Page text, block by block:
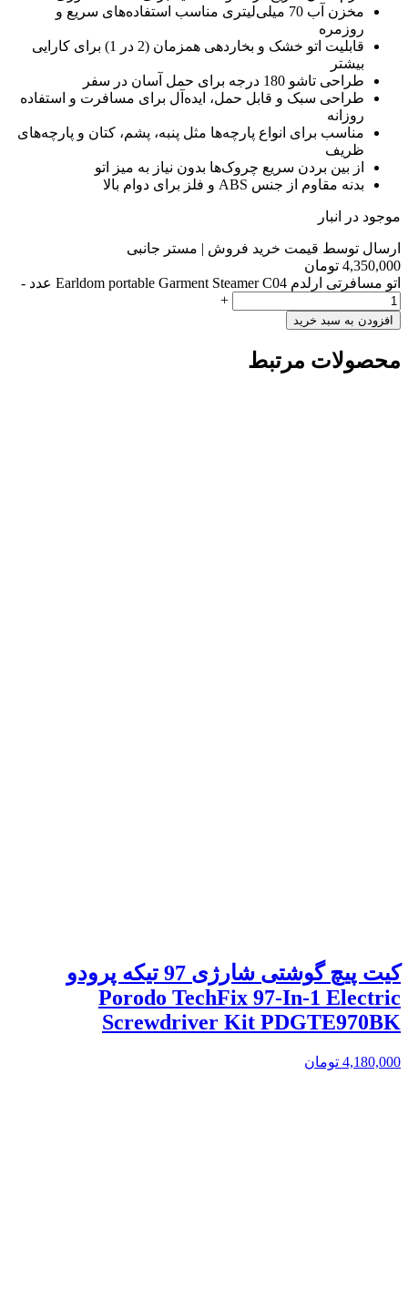
مخزن آب 70 میلی‌لیتری مناسب استفاده‌های سریع و
روزمره
قابلیت اتو خشک و بخاردهی همزمان (2 در 1) برای کارایی
بیشتر
طراحی تاشو 180 درجه برای حمل آسان در سفر
طراحی سبک و قابل حمل، ایده‌آل برای مسافرت و استفاده
روزانه
مناسب برای انواع پارچه‌ها مثل پنبه، پشم، کتان و پارچه‌های
ظریف
از بین بردن سریع چروک‌ها بدون نیاز به میز اتو
بدنه مقاوم از جنس ABS و فلز برای دوام بالا
موجود در انبار
ارسال توسط قیمت خرید فروش | مستر جانبی
4,350,000 تومان
اتو مسافرتی ارلدم Earldom portable Garment Steamer C04 عدد
-
+
افزودن به سبد خرید
محصولات مرتبط
کیت پیچ گوشتی شارژی 97 تیکه پرودو
Porodo TechFix 97‑In‑1 Electric
Screwdriver Kit PDGTE970BK
4,180,000 تومان